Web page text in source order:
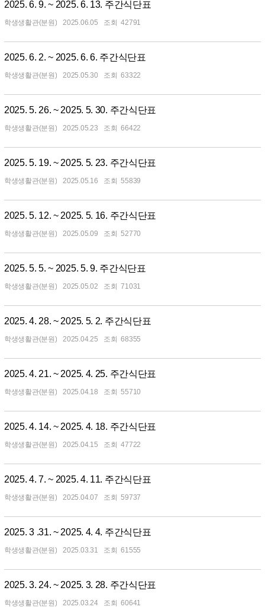
2025. 6. 9. ~ 2025. 6. 13. 주간식단표
학생생활관(분원) 2025.06.05 42791
2025. 6. 2. ~ 2025. 6. 6. 주간식단표
학생생활관(분원) 2025.05.30 63322
2025. 5. 26. ~ 2025. 5. 30. 주간식단표
학생생활관(분원) 2025.05.23 66422
2025. 5. 19. ~ 2025. 5. 23. 주간식단표
학생생활관(분원) 2025.05.16 55839
2025. 5. 12. ~ 2025. 5. 16. 주간식단표
학생생활관(분원) 2025.05.09 52770
2025. 5. 5. ~ 2025. 5. 9. 주간식단표
학생생활관(분원) 2025.05.02 71031
2025. 4. 28. ~ 2025. 5. 2. 주간식단표
학생생활관(분원) 2025.04.25 68355
2025. 4. 21. ~ 2025. 4. 25. 주간식단표
학생생활관(분원) 2025.04.18 55710
2025. 4. 14. ~ 2025. 4. 18. 주간식단표
학생생활관(분원) 2025.04.15 47722
2025. 4. 7. ~ 2025. 4. 11. 주간식단표
학생생활관(분원) 2025.04.07 59737
2025. 3 .31. ~ 2025. 4. 4. 주간식단표
학생생활관(분원) 2025.03.31 61555
2025. 3. 24. ~ 2025. 3. 28. 주간식단표
학생생활관(분원) 2025.03.24 60641